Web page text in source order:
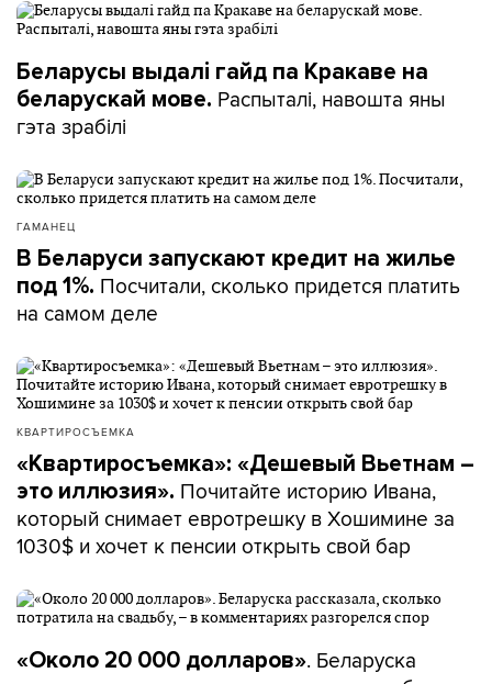
Беларусы выдалі гайд па Кракаве на
беларускай мове. Распыталі, навошта яны
гэта зрабілі
ГАМАНЕЦ
В Беларуси запускают кредит на жилье
под 1%. Посчитали, сколько придется платить
на самом деле
КВАРТИРОСЪЕМКА
«Квартиросъемка»: «Дешевый Вьетнам –
это иллюзия». Почитайте историю Ивана,
который снимает евротрешку в Хошимине за
1030$ и хочет к пенсии открыть свой бар
«Около 20 000 долларов». Беларуска